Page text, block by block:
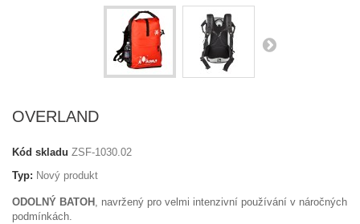
OVERLAND
Kód skladu ZSF-1030.02
Typ: Nový produkt
ODOLNÝ BATOH , navržený pro velmi intenzivní používání v náročných
podmínkách.